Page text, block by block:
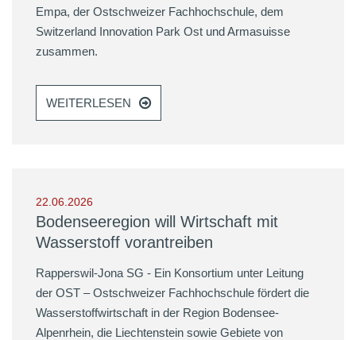
Empa, der Ostschweizer Fachhochschule, dem
Switzerland Innovation Park Ost und Armasuisse
zusammen.
WEITERLESEN
22.06.2026
Bodenseeregion will Wirtschaft mit
Wasserstoff vorantreiben
Rapperswil-Jona SG - Ein Konsortium unter Leitung
der OST – Ostschweizer Fachhochschule fördert die
Wasserstoffwirtschaft in der Region Bodensee-
Alpenrhein, die Liechtenstein sowie Gebiete von